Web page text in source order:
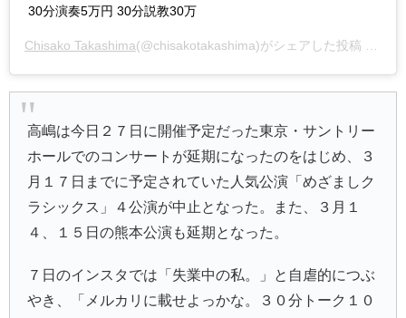
30分演奏5万円 30分説教30万
Chisako Takashima(@chisakotakashima)がシェアした投稿 –
高嶋は今日２７日に開催予定だった東京・サントリー
ホールでのコンサートが延期になったのをはじめ、３
月１７日までに予定されていた人気公演「めざましク
ラシックス」４公演が中止となった。また、３月１
４、１５日の熊本公演も延期となった。
７日のインスタでは「失業中の私。」と自虐的につぶ
やき、「メルカリに載せよっかな。３０分トーク１０